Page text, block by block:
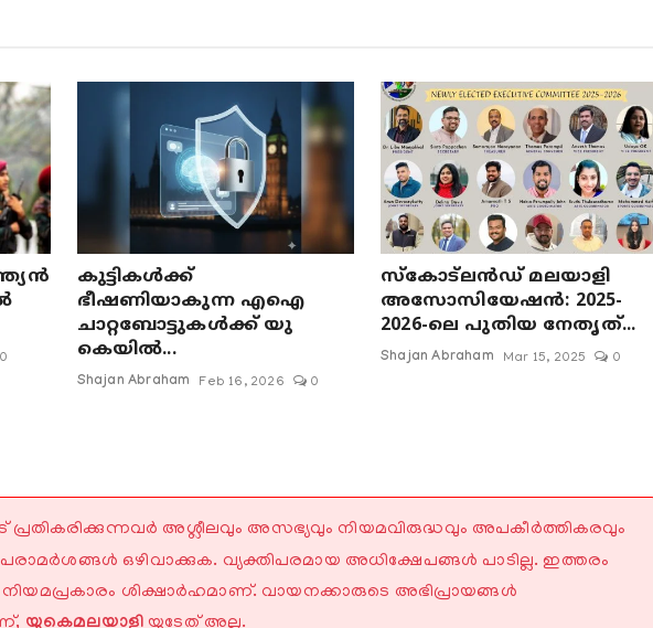
0
കുട്ടികൾക്ക്
ഭീഷണിയാകുന്ന എഐ
ചാറ്റബോട്ടുകൾക്ക് യു
കെയിൽ...
Shajan Abraham Feb 16, 2026 0
സ്കോട്‌ലൻഡ് മലയാളി
അസോസിയേഷൻ: 2025-
2026-ലെ പുതിയ നേതൃത്...
Shajan Abraham Mar 15, 2025 0
അശ്ലീലവും അസഭ്യവും നിയമവിരുദ്ധവും അപകീർത്തികരവും
ഒഴിവാക്കുക. വ്യക്തിപരമായ അധിക്ഷേപങ്ങൾ പാടില്ല. ഇത്തരം
ശിക്ഷാർഹമാണ്. വായനക്കാരുടെ അഭിപ്രായങ്ങൾ
യുടേത് അല്ല.